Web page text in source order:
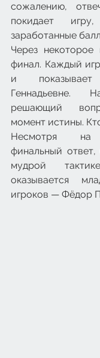
сожалению,
покидает
заработанные
Через некоторое
финал. Каждый
и
решающий
момент истины.
Несмотря на
финальный ответ,
мудрой
оказывается
игроков — Фёдор